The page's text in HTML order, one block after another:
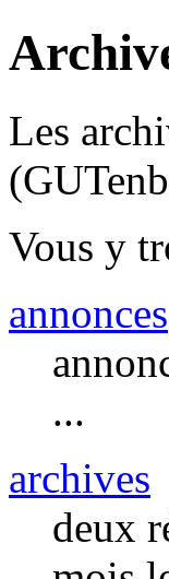
Les
Vous y
annonces
...
archives
deux